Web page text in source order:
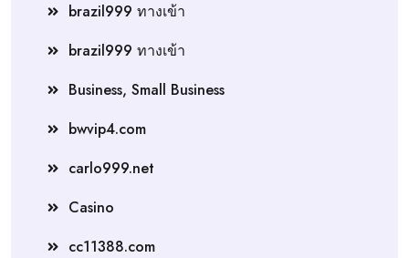
brazil999 ทางเข้า
brazil999 ทางเข้า
Business, Small Business
bwvip4.com
carlo999.net
Casino
cc11388.com